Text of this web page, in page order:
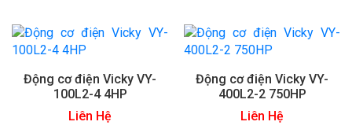
Động cơ điện Vicky VY-
100L2-4 4HP
Liên Hệ
Động cơ điện Vicky VY-
400L2-2 750HP
Liên Hệ